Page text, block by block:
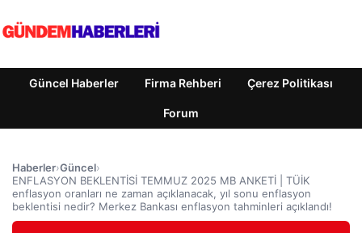
Güncel Haberler Firma Rehberi Çerez Politikası
Forum
Haberler›Güncel›
ENFLASYON BEKLENTİSİ TEMMUZ 2025 MB ANKETİ | TÜİK
enflasyon oranları ne zaman açıklanacak, yıl sonu enflasyon
beklentisi nedir? Merkez Bankası enflasyon tahminleri açıklandı!